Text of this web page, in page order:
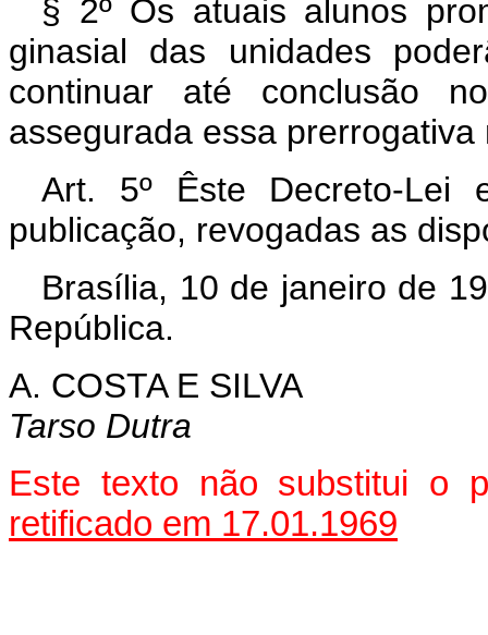
§ 2º Os atuais alunos
ginasial das unidades
continuar até conclusão
assegurada essa
Art. 5º Êste Decreto-
publicação, revogadas as
Brasília, 10 de janeiro de
República.
A. COSTA E SILVA
Tarso Dutra
Este texto não substitui o
retificado em 17.01.1969